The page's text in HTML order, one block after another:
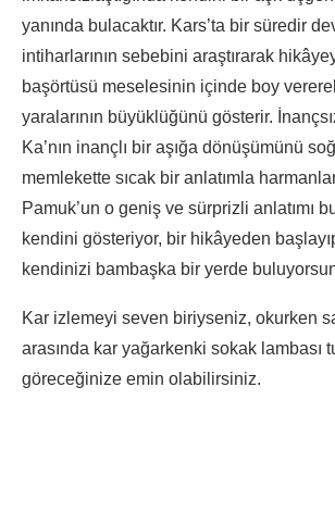
yanında bulacaktır. Kars’ta bir süredir
intiharlarının sebebini araştırarak
başörtüsü meselesinin içinde boy
yaralarının büyüklüğünü gösterir.
Ka’nın inançlı bir aşığa dönüşümünü
memlekette sıcak bir anlatımla
Pamuk’un o geniş ve sürprizli anlatımı
kendini gösteriyor, bir hikâyeden
kendinizi bambaşka bir yerde
Kar izlemeyi seven biriyseniz, okurken
arasında kar yağarkenki sokak lambası
göreceğinize emin olabilirsiniz.